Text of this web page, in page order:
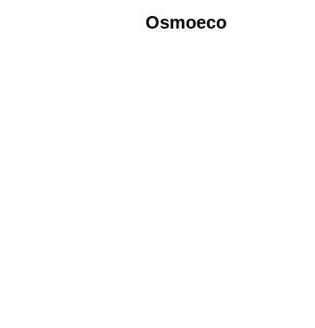
Osmoeco